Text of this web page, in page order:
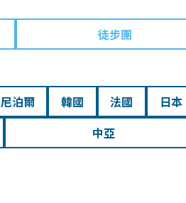
徒步團
尼泊爾 韓國 法國 日本
中亞